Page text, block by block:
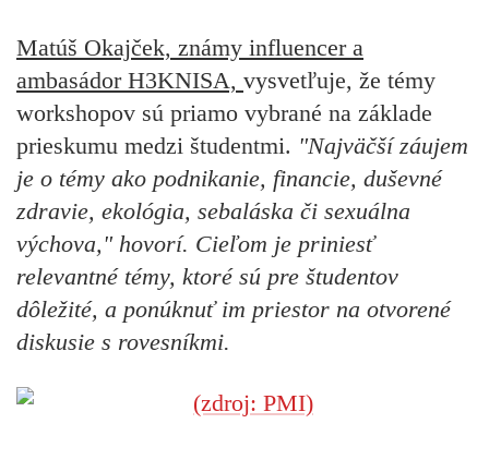
Matúš Okajček, známy influencer a
ambasádor H3KNISA, vysvetľuje, že témy
workshopov sú priamo vybrané na základe
prieskumu medzi študentmi. "Najväčší záujem
je o témy ako podnikanie, financie, duševné
zdravie, ekológia, sebaláska či sexuálna
výchova," hovorí. Cieľom je priniesť
relevantné témy, ktoré sú pre študentov
dôležité, a ponúknuť im priestor na otvorené
diskusie s rovesníkmi.